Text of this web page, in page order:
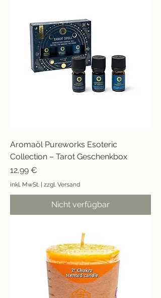
Aromaöl Pureworks Esoteric
Collection – Tarot Geschenkbox
Preis
12,99 €
inkl. MwSt. | zzgl. Versand
Nicht verfügbar